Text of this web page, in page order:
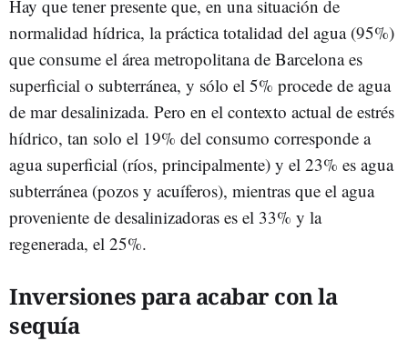
Hay que tener presente que, en una situación de
normalidad hídrica, la práctica totalidad del agua (95%)
que consume el área metropolitana de Barcelona es
superficial o subterránea, y sólo el 5% procede de agua
de mar desalinizada. Pero en el contexto actual de estrés
hídrico, tan solo el 19% del consumo corresponde a
agua superficial (ríos, principalmente) y el 23% es agua
subterránea (pozos y acuíferos), mientras que el agua
proveniente de desalinizadoras es el 33% y la
regenerada, el 25%.
Inversiones para acabar con la
sequía